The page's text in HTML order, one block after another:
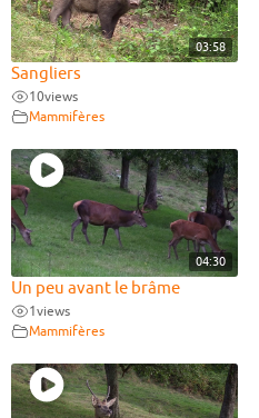
03:58
Sangliers
10views
Mammifères
04:30
Un peu avant le brâme
1views
Mammifères